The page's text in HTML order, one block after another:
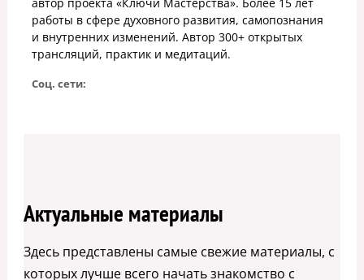
работы в сфере духовного развития, самопознания
и внутренних изменений. Автор 300+ открытых
трансляций, практик и медитаций.
Соц. сети:
Актуальные материалы
Здесь представлены самые свежие материалы, с
которых лучше всего начать знакомство с